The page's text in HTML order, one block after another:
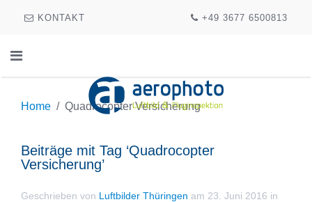
KONTAKT +49 3677 6500813
Home Quadrocopter Versicherung
Beiträge mit Tag ‘Quadrocopter
Versicherung’
Geschrieben von Luftbilder Thüringen am 23. Juni 2016 in